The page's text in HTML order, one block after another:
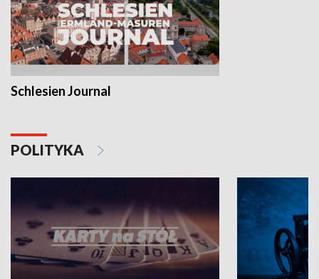
Schlesien Journal
POLITYKA